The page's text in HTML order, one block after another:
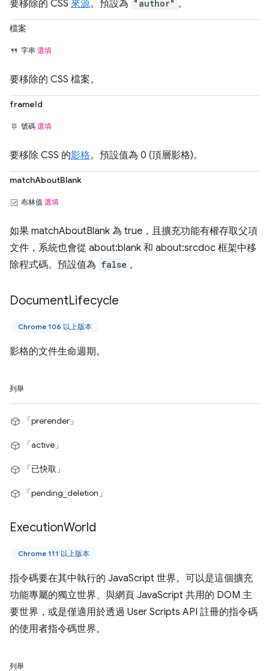
要移除的 CSS 來源。預設為 "author" 。
檔案
字串 選填
要移除的 CSS 檔案。
frameId
號碼 選填
要移除 CSS 的影格。預設值為 0 (頂層影格)。
matchAboutBlank
布林值 選填
如果 matchAboutBlank 為 true，且擴充功能有權存取父項
文件，系統也會從 about:blank 和 about:srcdoc 框架中移
除程式碼。預設值為 false 。
DocumentLifecycle
Chrome 106 以上版本
影格的文件生命週期。
列舉
「prerender」
「active」
「已快取」
「pending_deletion」
ExecutionWorld
Chrome 111 以上版本
指令碼要在其中執行的 JavaScript 世界。可以是這個擴充
功能專屬的獨立世界、與網頁 JavaScript 共用的 DOM 主
要世界，或是僅適用於透過 User Scripts API 註冊的指令碼
的使用者指令碼世界。
列舉